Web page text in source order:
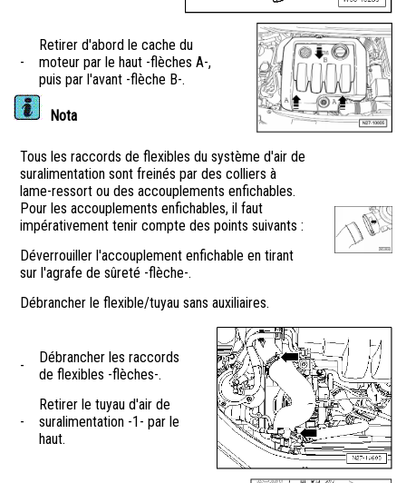
-
Retirer d'abord le cache du
moteur par le haut -flèches A-,
puis par l'avant -flèche B-.
Nota
Tous les raccords de flexibles du système d'air de
suralimentation sont freinés par des colliers à
lame-ressort ou des accouplements enfichables.
Pour les accouplements enfichables, il faut
impérativement tenir compte des points suivants :
Déverrouiller l'accouplement enfichable en tirant
sur l'agrafe de sûreté -flèche-.
Débrancher le flexible/tuyau sans auxiliaires.
-
Débrancher les raccords
de flexibles -flèches-.
-
Retirer le tuyau d'air de
suralimentation -1- par le
haut.